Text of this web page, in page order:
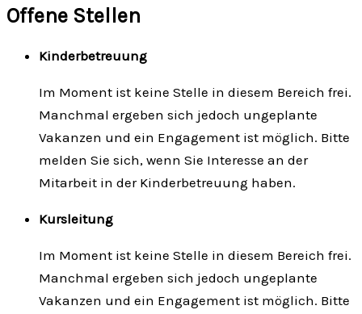
Offene Stellen
Kinderbetreuung
Im Moment ist keine Stelle in diesem Bereich frei.
Manchmal ergeben sich jedoch ungeplante
Vakanzen und ein Engagement ist möglich. Bitte
melden Sie sich, wenn Sie Interesse an der
Mitarbeit in der Kinderbetreuung haben.
Kursleitung
Im Moment ist keine Stelle in diesem Bereich frei.
Manchmal ergeben sich jedoch ungeplante
Vakanzen und ein Engagement ist möglich. Bitte